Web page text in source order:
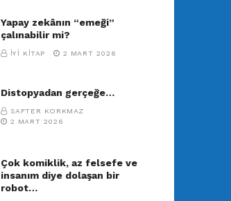
Yapay zekânın “emeği”
çalınabilir mi?
İYI KITAP 2 MART 2026
Distopyadan gerçeğe…
SAFTER KORKMAZ
2 MART 2026
Çok komiklik, az felsefe ve
insanım diye dolaşan bir
robot…